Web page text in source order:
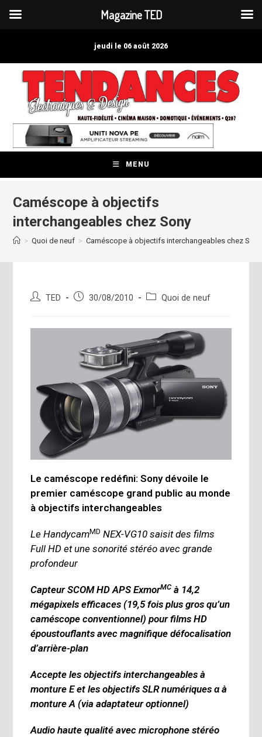
jeudi le 06 août 2026
MENU
Caméscope à objectifs
interchangeables chez Sony
> Quoi de neuf > Caméscope à objectifs interchangeables chez Sony
Auteur/autrice
TED
Publication
30/08/2010
PostQuoi de neuf
Le caméscope redéfini: Sony dévoile le
premier caméscope grand public au monde
à objectifs interchangeables
Le HandycamMD NEX-VG10 saisit des films
Full HD et une sonorité stéréo avec grande
profondeur
Capteur SCOM HD APS ExmorMC à 14,2
mégapixels efficaces (19,5 fois plus gros qu’un
caméscope conventionnel) pour films HD
époustouflants avec magnifique défocalisation
d’arrière-plan
Accepte les objectifs interchangeables à
monture E et les objectifs SLR numériques α à
monture A (via adaptateur optionnel)
Audio haute qualité avec microphone stéréo
Magazine TED